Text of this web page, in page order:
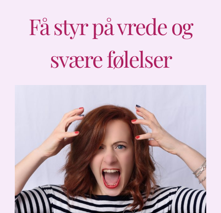
Få styr på vrede og
svære følelser